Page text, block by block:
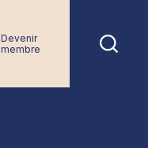
Devenir
membre